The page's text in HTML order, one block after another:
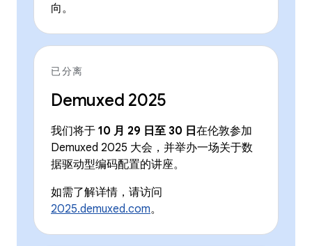
向。
已分离
Demuxed 2025
我们将于 10 月 29 日至 30 日在伦敦参加
Demuxed 2025 大会，并举办一场关于数
据驱动型编码配置的讲座。
如需了解详情，请访问
2025.demuxed.com。